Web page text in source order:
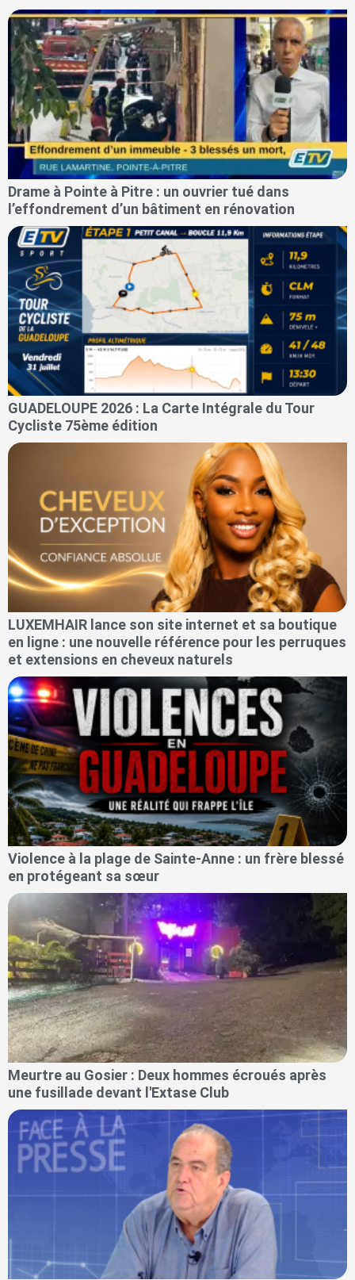
Drame à Pointe à Pitre : un ouvrier tué dans
l’effondrement d’un bâtiment en rénovation
GUADELOUPE 2026 : La Carte Intégrale du Tour
Cycliste 75ème édition
LUXEMHAIR lance son site internet et sa boutique
en ligne : une nouvelle référence pour les perruques
et extensions en cheveux naturels
Violence à la plage de Sainte-Anne : un frère blessé
en protégeant sa sœur
Meurtre au Gosier : Deux hommes écroués après
une fusillade devant l'Extase Club